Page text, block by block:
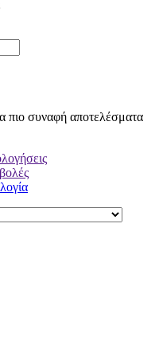
πιο συναφή αποτελέσματα